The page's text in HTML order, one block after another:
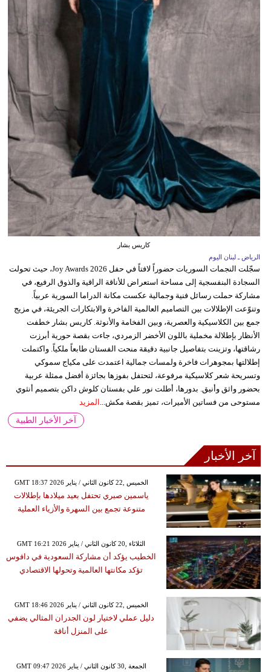
كاريس بشار
الرياض ـ لبنان اليوم
سجّلت النجمات السوريات حضوراً لافتاً في حفل Joy Awards 2026، حيث تحولت
السجادة البنفسجية إلى مساحة استعراض للأناقة الراقية والذوق الرفيع، في
مشاركة حملت رسائل فنية وجمالية عكست مكانة الدراما السورية عربياً.
وتنوّعت الإطلالات بين التصاميم العالمية الفاخرة والابتكارات الجريئة، في مزيج
جمع بين الكلاسيكية والعصرية، وبين الفخامة والأنوثة. كاريس بشار خطفت
الأنظار بإطلالة مخملية باللون الأخضر الزمردي، جاءت بقصة حورية أبرزت
رشاقتها، وتزينت بتفاصيل جانبية دقيقة منحت الفستان طابعاً ملكياً. واكتملت
إطلالتها بمجوهرات فاخرة ولمسات جمالية اعتمدت على مكياج سموكي
وتسريحة شعر كلاسيكية مرفوعة، لتحتفل بفوزها بجائزة أفضل ممثلة عربية
بحضور واثق وأنيق. بدورها، أطلت نور علي بفستان كلوش داكن بتصميم أنثوي
مستوحى من فساتين الأميرات، تميز بقصة مكش... المزيد
آخر الأخبار الطبية
آخر الأخبار
GMT 18:37 2026 الخميس ,22 كانون الثاني / يناير
ياسمين صبري تحتفل بعيد ميلادها بإطلالات
متنوعة تجمع بين السهرة والأزياء العملية
GMT 16:21 2026 الثلاثاء ,20 كانون الثاني / يناير
الخطيب يؤكد أن مشاركة السعودية في دافوس
تؤكد مكانتها العالمية وتحولها الاقتصادي
GMT 18:46 2026 الخميس ,22 كانون الثاني / يناير
دليل عملي لاختيار لون الجدران المثالي يضفي
على المنزل أناقة
GMT 09:47 2026 الجمعة ,30 كانون الثاني / يناير